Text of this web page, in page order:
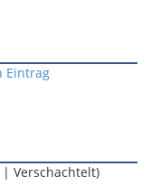
Eintrag
Verschachtelt)